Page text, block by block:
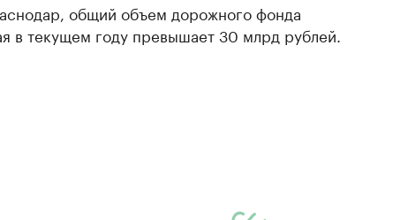
общий объем дорожного фонда
в текущем году превышает 30 млрд рублей.